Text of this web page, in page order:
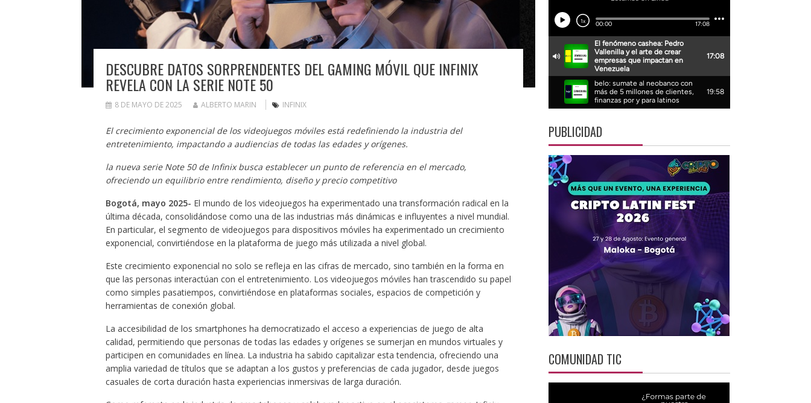
DESCUBRE DATOS SORPRENDENTES DEL GAMING MÓVIL QUE INFINIX
REVELA CON LA SERIE NOTE 50
8 DE MAYO DE 2025 ALBERTO MARIN INFINIX
El crecimiento exponencial de los videojuegos móviles está redefiniendo la industria del
entretenimiento, impactando a audiencias de todas las edades y orígenes.
la nueva serie Note 50 de Infinix busca establecer un punto de referencia en el mercado,
ofreciendo un equilibrio entre rendimiento, diseño y precio competitivo
Bogotá, mayo 2025- El mundo de los videojuegos ha experimentado una transformación radical en la
última década, consolidándose como una de las industrias más dinámicas e influyentes a nivel mundial.
En particular, el segmento de videojuegos para dispositivos móviles ha experimentado un crecimiento
exponencial, convirtiéndose en la plataforma de juego más utilizada a nivel global.
Este crecimiento exponencial no solo se refleja en las cifras de mercado, sino también en la forma en
que las personas interactúan con el entretenimiento. Los videojuegos móviles han trascendido su papel
como simples pasatiempos, convirtiéndose en plataformas sociales, espacios de competición y
herramientas de conexión global.
La accesibilidad de los smartphones ha democratizado el acceso a experiencias de juego de alta
calidad, permitiendo que personas de todas las edades y orígenes se sumerjan en mundos virtuales y
participen en comunidades en línea. La industria ha sabido capitalizar esta tendencia, ofreciendo una
amplia variedad de títulos que se adaptan a los gustos y preferencias de cada jugador, desde juegos
casuales de corta duración hasta experiencias inmersivas de larga duración.
PUBLICIDAD
COMUNIDAD TIC